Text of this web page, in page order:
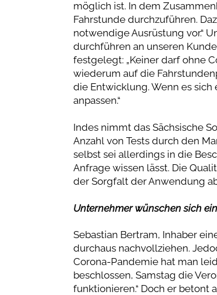
möglich ist. In dem
Fahrstunde durchzuführen.
notwendige Ausrüstung vor.“
durchführen an unseren
festgelegt: „Keiner darf ohne
wiederum auf die
die Entwicklung. Wenn es
anpassen.“
Indes nimmt das Sächsische
Anzahl von Tests durch den
selbst sei allerdings in die
Anfrage wissen lässt. Die
der Sorgfalt der Anwendung
Unternehmer wünschen sich
Sebastian Bertram, Inhaber
durchaus nachvollziehen.
Corona-Pandemie hat man
beschlossen, Samstag die
funktionieren.“ Doch er betont